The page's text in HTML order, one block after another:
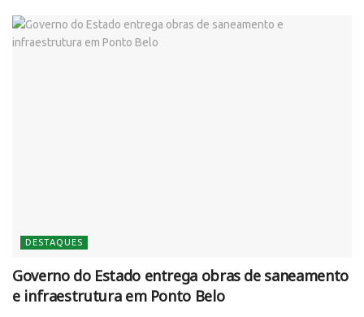
DESTAQUES
Governo do Estado entrega obras de saneamento
e infraestrutura em Ponto Belo